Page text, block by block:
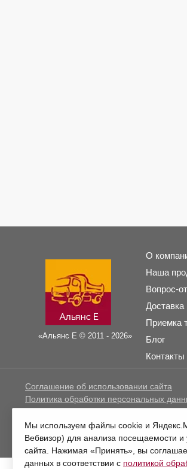
«Альянс Е © 2011 - 2026»
О
Наша
Вопрос-
Доставка
Приемка
Блог
Контакты
Соглашение об использовании сайта
Политика обработки персональных
Политика в отношении файлов cookie
Мы используем файлы cookie и
Вебвизор) для анализа посещаемости
сайта. Нажимая «Принять», вы
данных в соответствии с политикой
О компании Наша продукция